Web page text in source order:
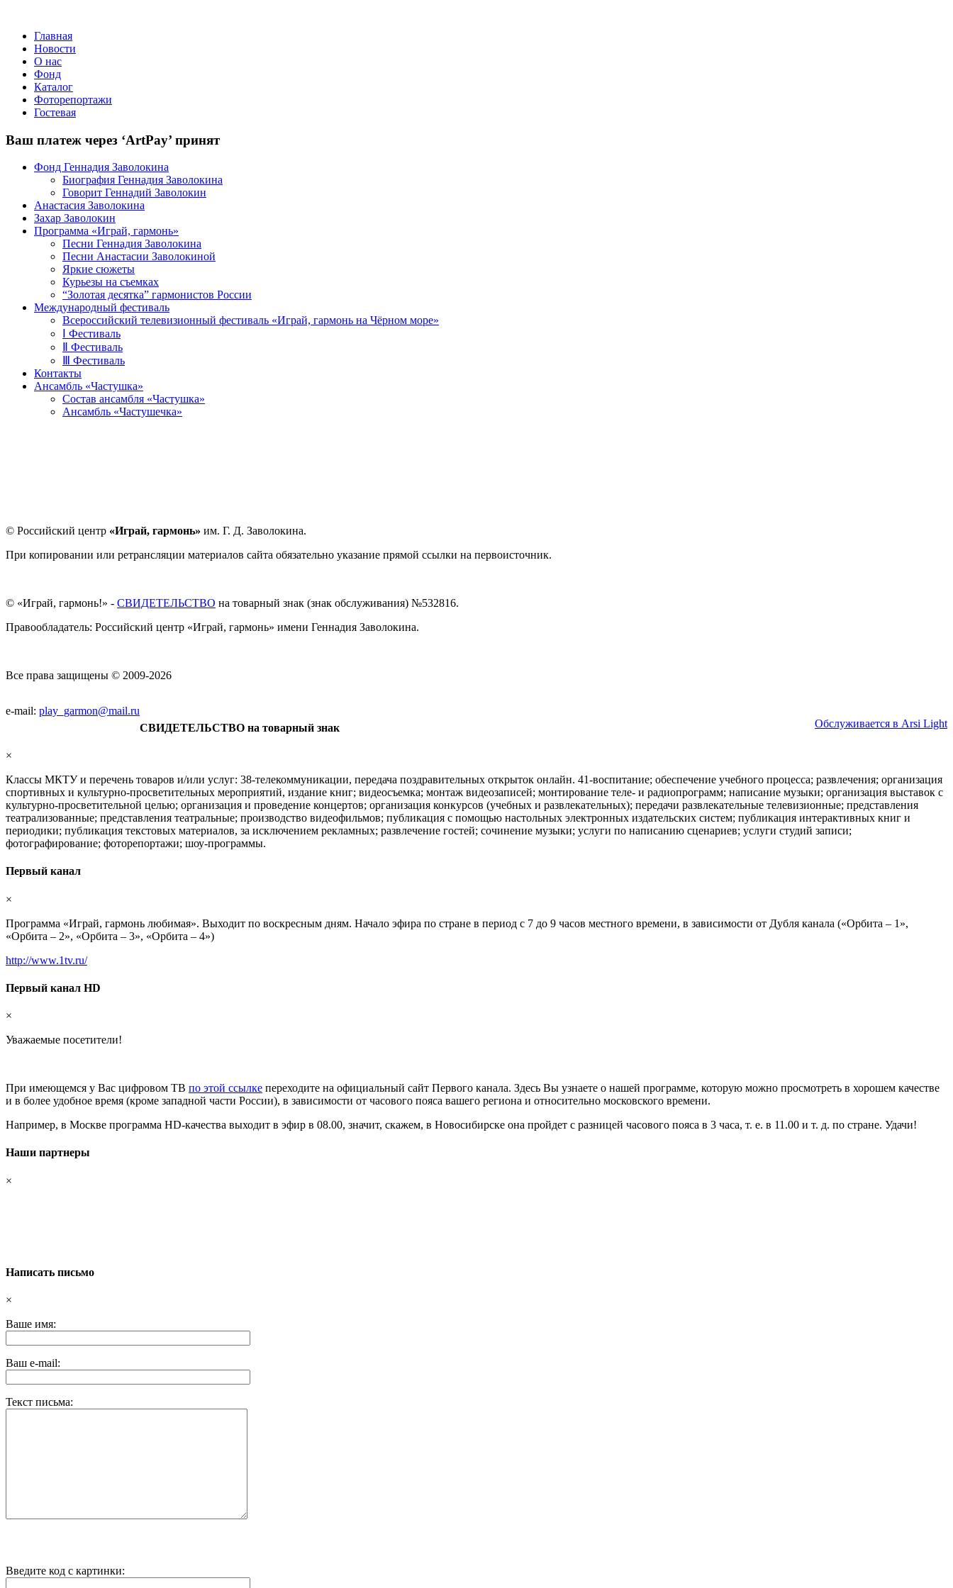
Главная
Новости
О нас
Фонд
Каталог
Фоторепортажи
Гостевая
Ваш платеж через ‘ArtPay’ принят
Фонд Геннадия Заволокина
Биография Геннадия Заволокина
Говорит Геннадий Заволокин
Анастасия Заволокина
Захар Заволокин
Программа «Играй, гармонь»
Песни Геннадия Заволокина
Песни Анастасии Заволокиной
Яркие сюжеты
Курьезы на съемках
“Золотая десятка” гармонистов России
Международный фестиваль
Всероссийский телевизионный фестиваль «Играй, гармонь на Чёрном море»
Ⅰ Фестиваль
Ⅱ Фестиваль
Ⅲ Фестиваль
Контакты
Ансамбль «Частушка»
Состав ансамбля «Частушка»
Ансамбль «Частушечка»
© Российский центр «Играй, гармонь» им. Г. Д. Заволокина.
При копировании или ретрансляции материалов сайта обязательно указание прямой ссылки на первоисточник.
© «Играй, гармонь!» - СВИДЕТЕЛЬСТВО на товарный знак (знак обслуживания) №532816.
Правообладатель: Российский центр «Играй, гармонь» имени Геннадия Заволокина.
Все права защищены © 2009-2026
e-mail: play_garmon@mail.ru
Обслуживается в Arsi Light
СВИДЕТЕЛЬСТВО на товарный знак
×
Классы МКТУ и перечень товаров и/или услуг: 38-телекоммуникации, передача поздравительных открыток онлайн. 41-воспитание; обеспечение учебного процесса; развлечения; организация
спортивных и культурно-просветительных мероприятий, издание книг; видеосъемка; монтаж видеозаписей; монтирование теле- и радиопрограмм; написание музыки; организация выставок с
культурно-просветительной целью; организация и проведение концертов; организация конкурсов (учебных и развлекательных); передачи развлекательные телевизионные; представления
театрализованные; представления театральные; производство видеофильмов; публикация с помощью настольных электронных издательских систем; публикация интерактивных книг и
периодики; публикация текстовых материалов, за исключением рекламных; развлечение гостей; сочинение музыки; услуги по написанию сценариев; услуги студий записи;
фотографирование; фоторепортажи; шоу-программы.
Первый канал
×
Программа «Играй, гармонь любимая». Выходит по воскресным дням. Начало эфира по стране в период с 7 до 9 часов местного времени, в зависимости от Дубля канала («Орбита – 1»,
«Орбита – 2», «Орбита – 3», «Орбита – 4»)
http://www.1tv.ru/
Первый канал HD
×
Уважаемые посетители!
При имеющемся у Вас цифровом ТВ по этой ссылке переходите на официальный сайт Первого канала. Здесь Вы узнаете о нашей программе, которую можно просмотреть в хорошем качестве
и в более удобное время (кроме западной части России), в зависимости от часового пояса вашего региона и относительно московского времени.
Например, в Москве программа HD-качества выходит в эфир в 08.00, значит, скажем, в Новосибирске она пройдет с разницей часового пояса в 3 часа, т. е. в 11.00 и т. д. по стране. Удачи!
Наши партнеры
×
Написать письмо
×
Ваше имя:
Ваш e-mail:
Текст письма:
Введите код с картинки: